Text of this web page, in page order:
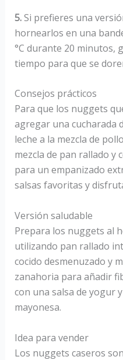
5.Si prefieres una
hornearlos en una
°C durante 20 minutos,
tiempo para que se
Consejos prácticos
Para que los nuggets
agregar una cucharada
leche a la mezcla de
mezcla de pan rallado y
para un empanizado
salsas favoritas y
Versión saludable
Prepara los nuggets al
utilizando pan rallado
cocido desmenuzado y
zanahoria para añadir
con una salsa de yogur
mayonesa.
Idea para vender
Los nuggets caseros